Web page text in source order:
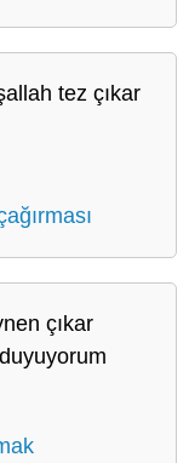
tez çıkar
çıkar